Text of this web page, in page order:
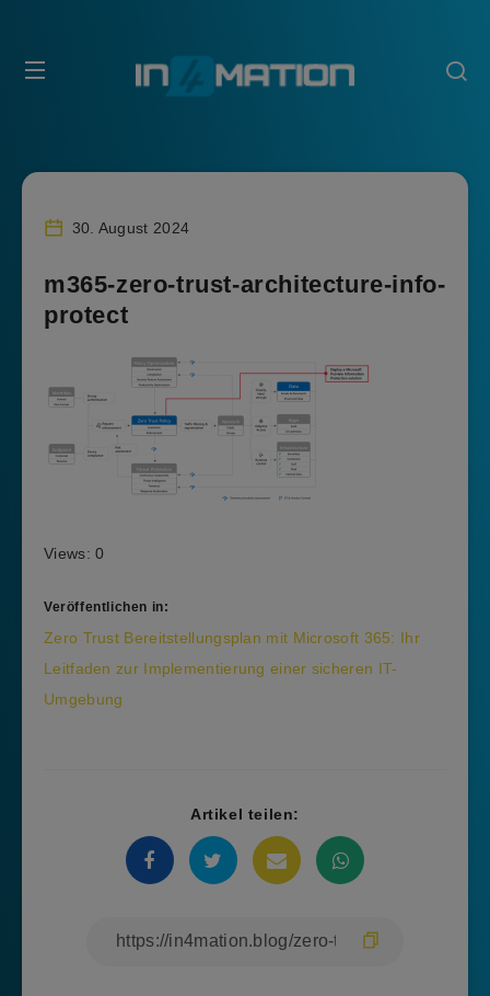
30. August 2024
m365-zero-trust-architecture-info-
protect
Views: 0
Veröffentlichen in:
Beitragsnavigation
Zero Trust Bereitstellungsplan mit Microsoft 365: Ihr
Leitfaden zur Implementierung einer sicheren IT-
Umgebung
Artikel teilen: